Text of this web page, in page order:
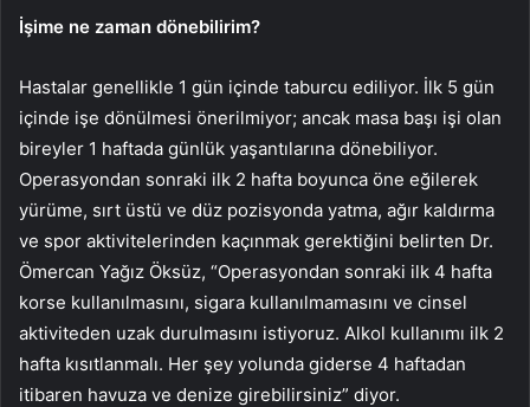
İşime ne zaman dönebilirim?
Hastalar genellikle 1 gün içinde taburcu ediliyor. İlk 5 gün
içinde işe dönülmesi önerilmiyor; ancak masa başı işi olan
bireyler 1 haftada günlük yaşantılarına dönebiliyor.
Operasyondan sonraki ilk 2 hafta boyunca öne eğilerek
yürüme, sırt üstü ve düz pozisyonda yatma, ağır kaldırma
ve spor aktivitelerinden kaçınmak gerektiğini belirten Dr.
Ömercan Yağız Öksüz, “Operasyondan sonraki ilk 4 hafta
korse kullanılmasını, sigara kullanılmamasını ve cinsel
aktiviteden uzak durulmasını istiyoruz. Alkol kullanımı ilk 2
hafta kısıtlanmalı. Her şey yolunda giderse 4 haftadan
itibaren havuza ve denize girebilirsiniz” diyor.